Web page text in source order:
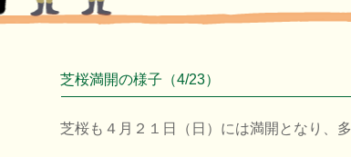
芝桜満開の様子（4/23）
芝桜も４月２１日（日）には満開となり、